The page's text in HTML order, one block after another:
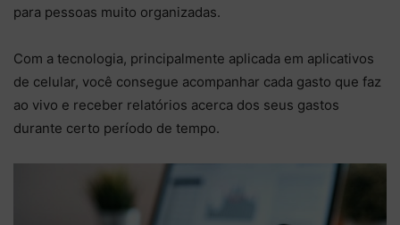
para pessoas muito organizadas.
Com a tecnologia, principalmente aplicada em aplicativos
de celular, você consegue acompanhar cada gasto que faz
ao vivo e receber relatórios acerca dos seus gastos
durante certo período de tempo.